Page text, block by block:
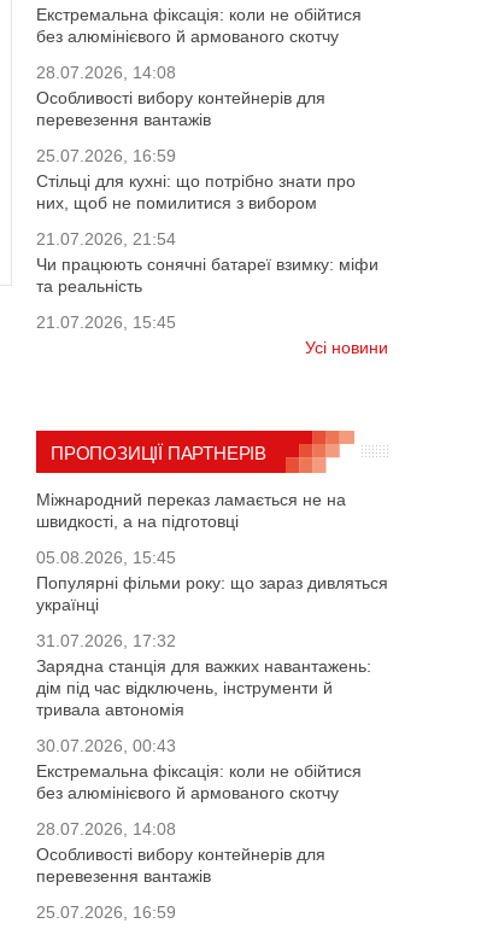
Екстремальна фіксація: коли не обійтися
без алюмінієвого й армованого скотчу
28.07.2026, 14:08
Особливості вибору контейнерів для
перевезення вантажів
25.07.2026, 16:59
Стільці для кухні: що потрібно знати про
них, щоб не помилитися з вибором
21.07.2026, 21:54
Чи працюють сонячні батареї взимку: міфи
та реальність
21.07.2026, 15:45
Усі новини
ПРОПОЗИЦІЇ ПАРТНЕРІВ
Міжнародний переказ ламається не на
швидкості, а на підготовці
05.08.2026, 15:45
Популярні фільми року: що зараз дивляться
українці
31.07.2026, 17:32
Зарядна станція для важких навантажень:
дім під час відключень, інструменти й
тривала автономія
30.07.2026, 00:43
Екстремальна фіксація: коли не обійтися
без алюмінієвого й армованого скотчу
28.07.2026, 14:08
Особливості вибору контейнерів для
перевезення вантажів
25.07.2026, 16:59